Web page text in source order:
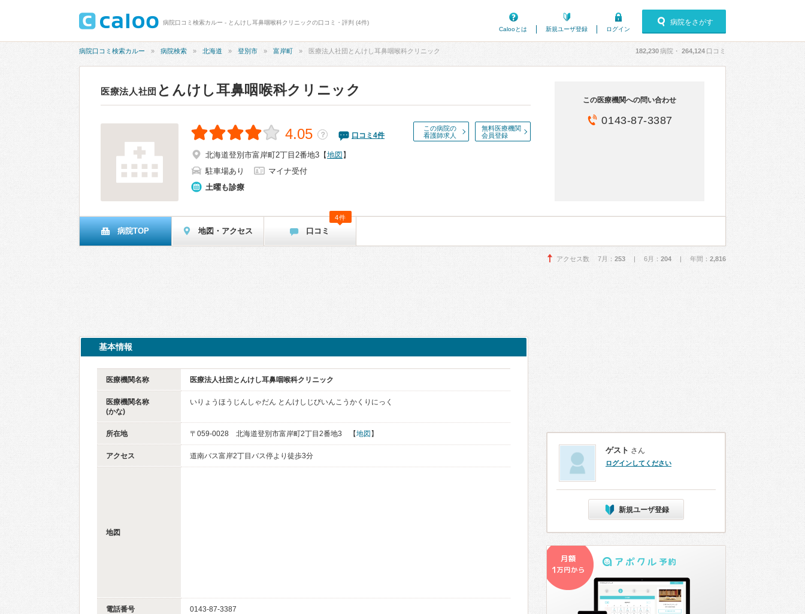
病院口コミ検索カルー - とんけし耳鼻咽喉科クリニックの口コミ・評判 (4件)
Calooとは
新規ユーザ登録 ログイン
病院をさがす
病院口コミ検索カルー 病院検索 北海道 登別市 富岸町 医療法人社団とんけし耳鼻咽喉科クリニック 182,230病院・ 264,124 口コミ
医療法人社団 とんけし耳鼻咽喉科クリニック
この病院の
看護師求人
無料医療機関
会員登録
4.05 ？ 口コミ 4件
北海道登別市富岸町2丁目2番地3 【地図 】
駐車場あり
マイナ受付
土曜も診療
この医療機関への問い合わせ
0143-87-3387
病院TOP 地図・アクセス 口コミ
4件
アクセス数 7月： 253 | 6月： 204 | 年間： 2,816
基本情報
医療機関名称 医療法人社団とんけし耳鼻咽喉科クリニック
医療機関名称
(かな)
いりょうほうじんしゃだん とんけしじびいんこうかくりにっく
所在地 〒059-0028 北海道登別市富岸町2丁目2番地3 【地図 】
アクセス 道南バス富岸2丁目バス停より徒歩3分
地図
電話番号 0143-87-3387
ゲスト さん
ログインしてください
新規ユーザ登録